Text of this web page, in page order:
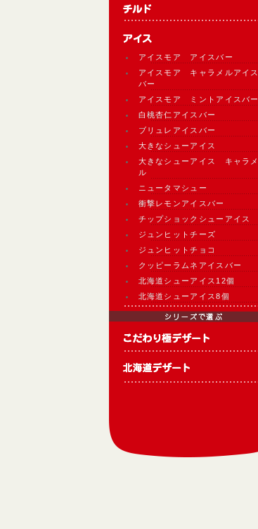
アイスモア アイスバー
アイスモア キャラメルアイス
バー
アイスモア ミントアイスバー
白桃杏仁アイスバー
ブリュレアイスバー
大きなシューアイス
大きなシューアイス キャラメ
ル
ニュータマシュー
衝撃レモンアイスバー
チップショックシューアイス
ジュンヒットチーズ
ジュンヒットチョコ
クッピーラムネアイスバー
北海道シューアイス12個
北海道シューアイス8個